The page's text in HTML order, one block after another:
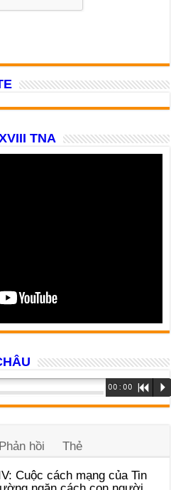
TNA
00:00 R P
Phản hồi Thẻ
Cuộc cách mạng của Tin